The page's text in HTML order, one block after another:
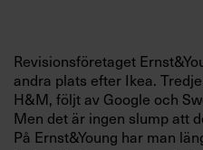
Villkor och policy för
Sök
efter:
Revisionsföretaget
andra plats efter Ikea.
H&M, följt av Google och
Men det är ingen slump att
På Ernst&Young har man